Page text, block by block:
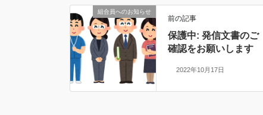
組合員へのお知らせ
前の記事
保護中: 発信文書のご
確認をお願いします
2022年10月17日